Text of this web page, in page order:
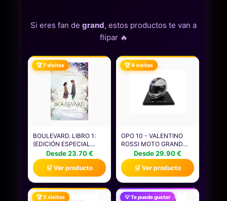
Si eres fan de grand, estos productos te van a
flipar 🔥
🏆 7 visitas
BOULEVARD. LIBRO 1:
(EDICIÓN ESPECIAL
ILUSTRADA) (WATTPAD)
Desde 23.70 €
🛒 Ver producto
🏆 4 visitas
OPO 10 - VALENTINO
ROSSI MOTO GRAND
PRIX SEPANG CASCO
ESCALA 1/5
TEMPORADA 2005
COMPATIBLE CON
YAMAHA YZR-M1 -
CR018
Desde 29.90 €
🛒 Ver producto
🏆 3 visitas 💡 Te puede gustar